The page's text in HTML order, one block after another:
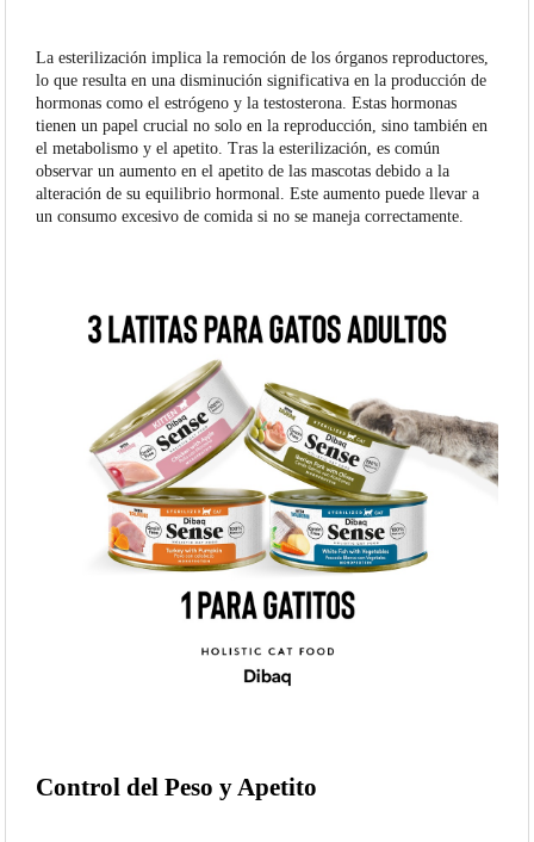
La esterilización implica la remoción de los órganos reproductores,
lo que resulta en una disminución significativa en la producción de
hormonas como el estrógeno y la testosterona. Estas hormonas
tienen un papel crucial no solo en la reproducción, sino también en
el metabolismo y el apetito. Tras la esterilización, es común
observar un aumento en el apetito de las mascotas debido a la
alteración de su equilibrio hormonal. Este aumento puede llevar a
un consumo excesivo de comida si no se maneja correctamente.
Control del Peso y Apetito